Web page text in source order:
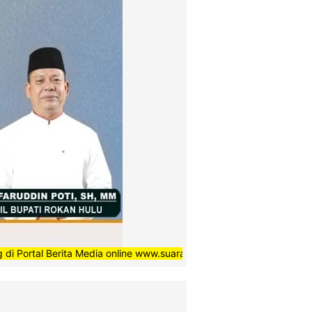
Media online www.suaradaerahnews.com, semoga setiap